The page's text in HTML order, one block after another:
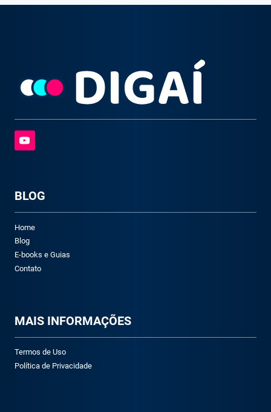
BLOG
Home
Blog
E-books e Guias
Contato
MAIS INFORMAÇÕES
Termos de Uso
Política de Privacidade